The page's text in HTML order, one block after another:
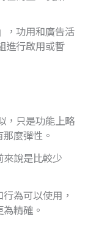
，功用和廣告活
進行啟用或暫
，只是功能上略
麼彈性。
說是比較少
為可以使用，
精確。